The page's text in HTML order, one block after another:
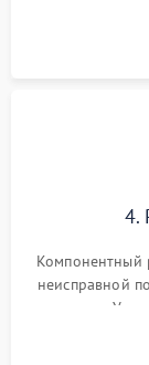
жерновов
4.
Компонентный
неисправной
жерновов.
ring) и